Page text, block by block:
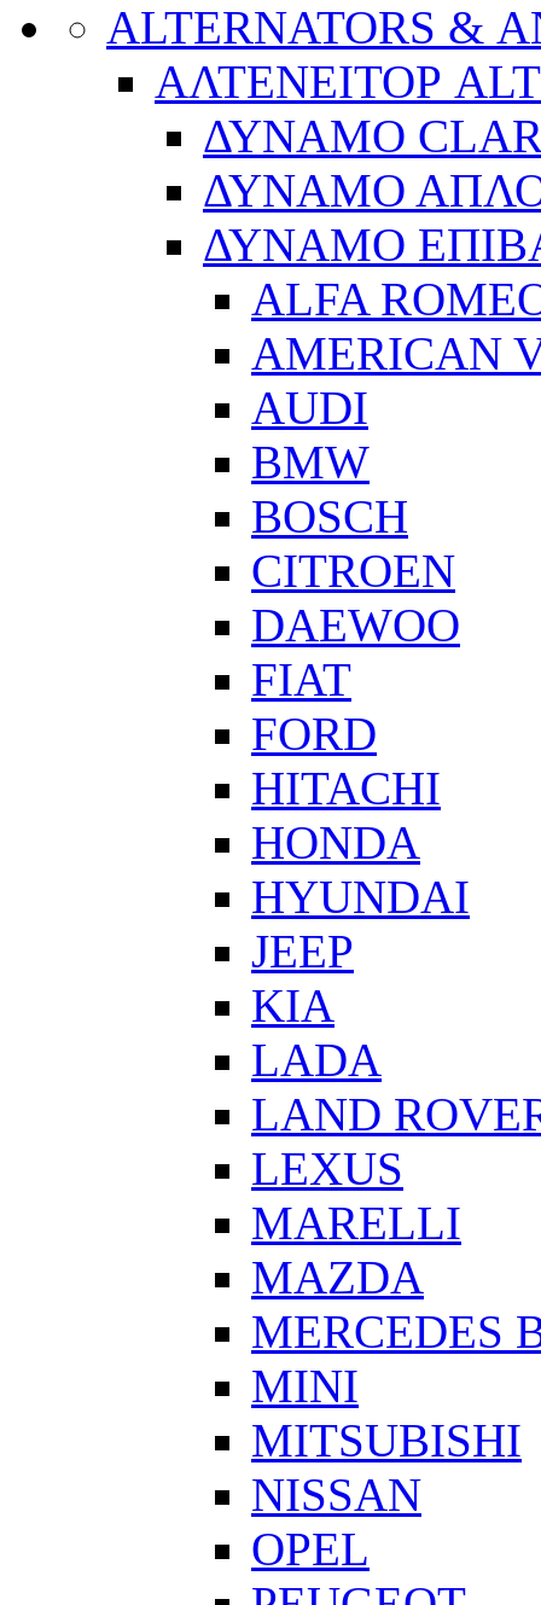
ALTERNATORS &
ΑΛΤΕΝΕΙΤΟΡ
ΔΥΝΑΜΟ
ΔΥΝΑΜΟ
ΔΥΝΑΜΟ
ALFA
AMERICAN
AUDI
BMW
BOSCH
CITROEN
DAEWOO
FIAT
FORD
HITACHI
HONDA
HYUNDAI
JEEP
KIA
LADA
LAND
LEXUS
MARELLI
MAZDA
MERCEDES
MINI
MITSUBISHI
NISSAN
OPEL